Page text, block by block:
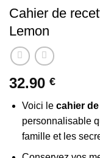
Cahier de
Lemon
32.90 €
Voici le cahier
personnalisable
famille et les